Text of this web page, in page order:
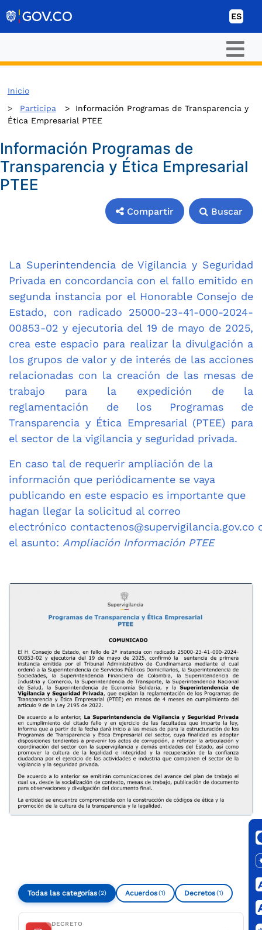
ES
Inicio
Participa
>
Información Programas de Transparencia y
Ética Empresarial PTEE
Información Programas de
Transparencia y Ética Empresarial
PTEE
Compartir Buscar
La Superintendencia de Vigilancia y Seguridad
Privada en concordancia con el fallo emitido en
segunda instancia por el Honorable Consejo de
Estado, con radicado 25000-23-41-000-2024-
00853-02 y ejecutoria del 19 de mayo de 2025,
crea este espacio para realizar la divulgación a
los grupos de valor y de interés de las acciones
relacionadas con la creación de las mesas de
trabajo para la expedición de la
reglamentación de los
Programas de
Transparencia y Ética Empresarial (PTEE) para
el sector de la vigilancia y seguridad privada.
En caso tal de requerir ampliación de la
información que periódicamente se vaya
publicando en este espacio es importante que
hagan llegar la solicitud al correo
electrónico contactenos@supervigilancia.gov.co
el asunto: Ampliación Información PTEE
Todas las categorías(2) Acuerdos(1) Decretos(1)
DECRETO